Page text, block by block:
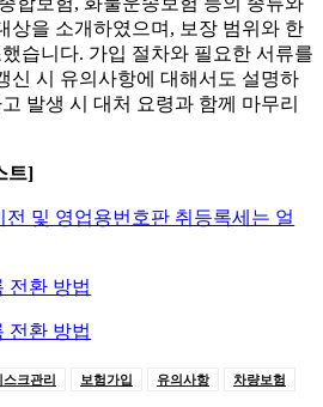
상을 소개하였으며, 보장 범위와 한
습니다. 가입 절차와 필요한 서류를
신 시 유의사항에 대해서도 설명하
발생 시 대처 요령과 함께 마무리
트]
및 영업용번호판 취등록세는 얼
전환 방법
전환 방법
스크관리 보험가입 유의사항 차량보험